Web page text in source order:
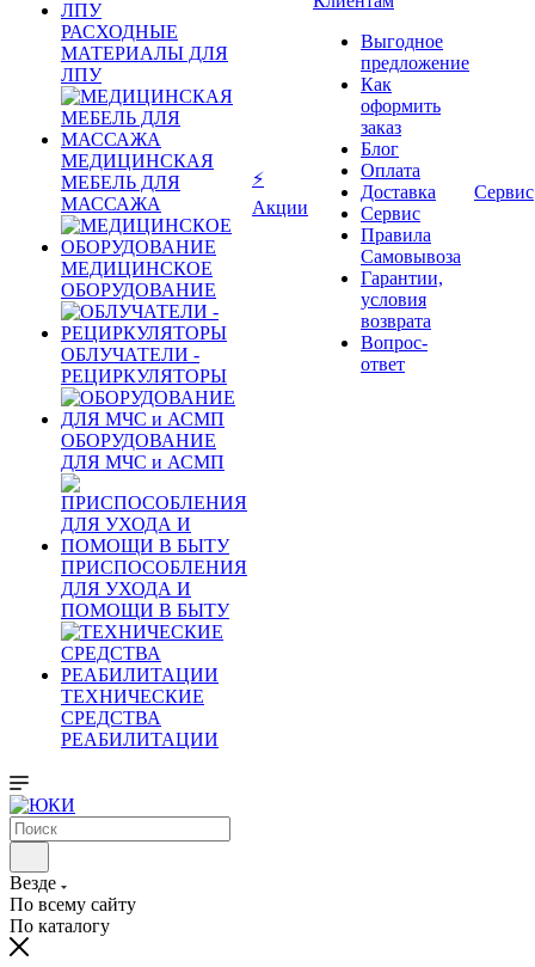
РАСХОДНЫЕ
МАТЕРИАЛЫ ДЛЯ
ЛПУ
МЕДИЦИНСКАЯ
МЕБЕЛЬ ДЛЯ
МАССАЖА
МЕДИЦИНСКОЕ
ОБОРУДОВАНИЕ
ОБЛУЧАТЕЛИ -
РЕЦИРКУЛЯТОРЫ
ОБОРУДОВАНИЕ
ДЛЯ МЧС и АСМП
ПРИСПОСОБЛЕНИЯ
ДЛЯ УХОДА И
ПОМОЩИ В БЫТУ
ТЕХНИЧЕСКИЕ
СРЕДСТВА
РЕАБИЛИТАЦИИ
⚡
Акции
Выгодное
предложение
Как
оформить
заказ
Блог
Оплата
Доставка
Сервис
Правила
Самовывоза
Гарантии,
условия
возврата
Вопрос-
ответ
Сервис
Везде
По всему сайту
По каталогу